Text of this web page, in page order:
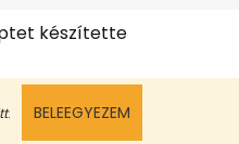
. BELEEGYEZEM
készítette